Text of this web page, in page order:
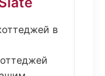
в